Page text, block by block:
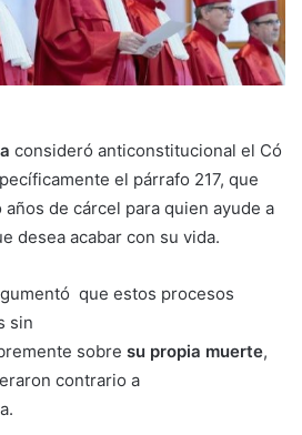
consideró anticonstitucional el Có
el párrafo 217, que
de cárcel para quien ayude a
desea acabar con su vida.
que estos procesos
sin
sobre su propia muerte,
contrario a